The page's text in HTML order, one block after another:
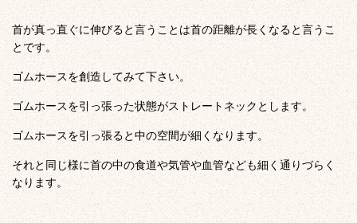
首が真っ直ぐに伸びると言うことは首の距離が長くなると言うこ
とです。
ゴムホースを創造してみて下さい。
ゴムホースを引っ張った状態がストレートネックとします。
ゴムホースを引っ張ると中の空間が細くなります。
それと同じ様に首の中の食道や気管や血管なども細く通りづらく
なります。